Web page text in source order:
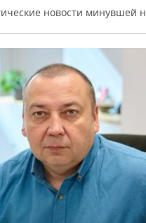
новости минувшей